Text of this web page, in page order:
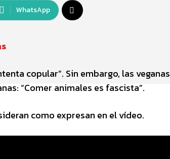
WhatsApp
copular”. Sin embargo, las veganas
“Comer animales es fascista”.
como expresan en el vídeo.